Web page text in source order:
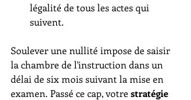
légalité de tous les actes qui
suivent.
Soulever une nullité impose de saisir
la chambre de l'instruction dans un
délai de six mois suivant la mise en
examen. Passé ce cap, votre stratégie